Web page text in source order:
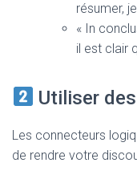
résumer,
« In
il est clair
Utiliser
Les connecteurs
de rendre votre